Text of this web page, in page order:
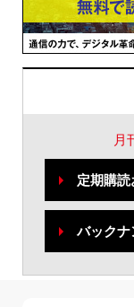
月
定期購
バック